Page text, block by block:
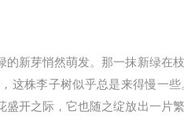
的新芽悄然萌发。那一抹新绿在
这株李子树似乎总是来得慢一
盛开之际，它也随之绽放出一片